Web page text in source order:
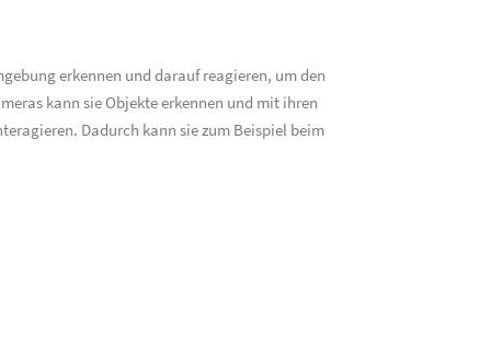
erkennen und darauf reagieren, um den
kann sie Objekte erkennen und mit ihren
Dadurch kann sie zum Beispiel beim